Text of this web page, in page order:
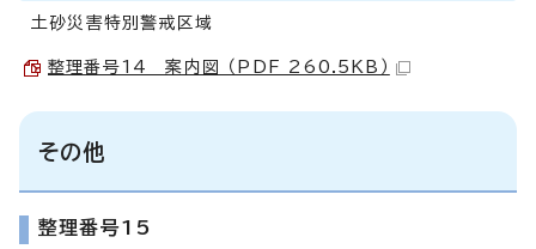
土砂災害特別警戒区域
整理番号14 案内図 （PDF 260.5KB）
その他
整理番号15